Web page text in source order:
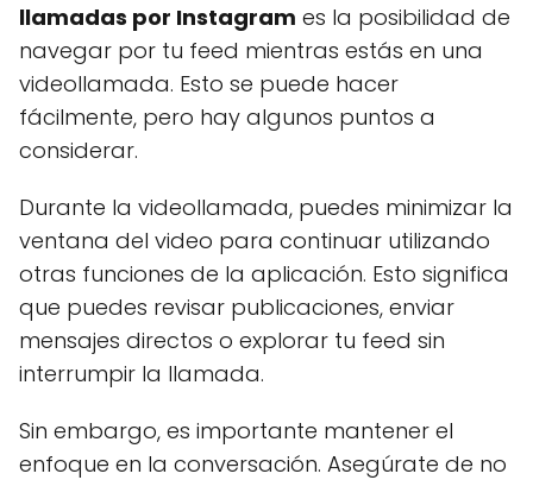
llamadas por Instagram es la posibilidad de
navegar por tu feed mientras estás en una
videollamada. Esto se puede hacer
fácilmente, pero hay algunos puntos a
considerar.
Durante la videollamada, puedes minimizar la
ventana del video para continuar utilizando
otras funciones de la aplicación. Esto significa
que puedes revisar publicaciones, enviar
mensajes directos o explorar tu feed sin
interrumpir la llamada.
Sin embargo, es importante mantener el
enfoque en la conversación. Asegúrate de no